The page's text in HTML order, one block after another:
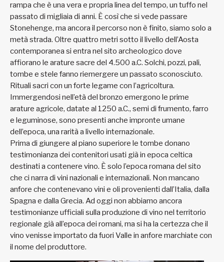
rampa che è una vera e propria linea del tempo, un tuffo nel
passato di migliaia di anni. È così che si vede passare
Stonehenge, ma ancora il percorso non è finito, siamo solo a
metà strada. Oltre quattro metri sotto il livello dell’Aosta
contemporanea si entra nel sito archeologico dove
affiorano le arature sacre del 4.500 a.C. Solchi, pozzi, pali,
tombe e stele fanno riemergere un passato sconosciuto.
Rituali sacri con un forte legame con l’agricoltura.
Immergendosi nell’età del bronzo emergono le prime
arature agricole, datate al 1250 a.C., semi di frumento, farro
e leguminose, sono presenti anche impronte umane
dell’epoca, una rarità a livello internazionale.
Prima di giungere al piano superiore le tombe donano
testimonianza dei contenitori usati già in epoca celtica
destinati a contenere vino. È solo l’epoca romana del sito
che ci narra di vini nazionali e internazionali. Non mancano
anfore che contenevano vini e oli provenienti dall’Italia, dalla
Spagna e dalla Grecia. Ad oggi non abbiamo ancora
testimonianze ufficiali sulla produzione di vino nel territorio
regionale già all’epoca dei romani, ma si ha la certezza che il
vino venisse importato da fuori Valle in anfore marchiate con
il nome del produttore.